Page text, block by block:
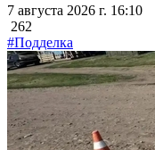
7 августа 2026 г. 16:10
262
#Подделка